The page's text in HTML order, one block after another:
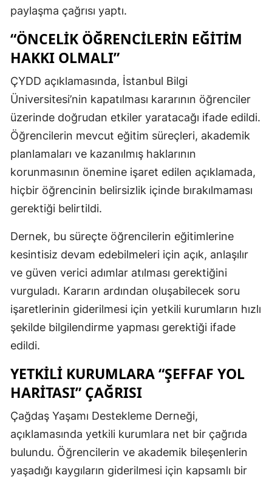
paylaşma çağrısı yaptı.
“ÖNCELIK ÖĞRENCILERIN EĞITIM
HAKKI OLMALI”
ÇYDD açıklamasında, İstanbul Bilgi
Üniversitesi’nin kapatılması kararının öğrenciler
üzerinde doğrudan etkiler yaratacağı ifade edildi.
Öğrencilerin mevcut eğitim süreçleri, akademik
planlamaları ve kazanılmış haklarının
korunmasının önemine işaret edilen açıklamada,
hiçbir öğrencinin belirsizlik içinde bırakılmaması
gerektiği belirtildi.
Dernek, bu süreçte öğrencilerin eğitimlerine
kesintisiz devam edebilmeleri için açık, anlaşılır
ve güven verici adımlar atılması gerektiğini
vurguladı. Kararın ardından oluşabilecek soru
işaretlerinin giderilmesi için yetkili kurumların hızlı
şekilde bilgilendirme yapması gerektiği ifade
edildi.
YETKILI KURUMLARA “ŞEFFAF YOL
HARITASI” ÇAĞRISI
Çağdaş Yaşamı Destekleme Derneği,
açıklamasında yetkili kurumlara net bir çağrıda
bulundu. Öğrencilerin ve akademik bileşenlerin
yaşadığı kaygıların giderilmesi için kapsamlı bir